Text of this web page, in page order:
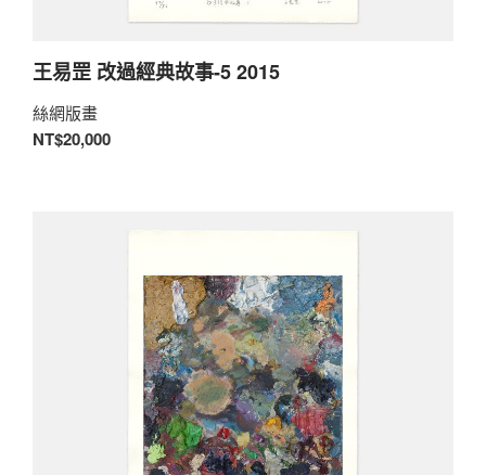
王易罡 改過經典故事-5 2015
絲網版畫
NT$20,000